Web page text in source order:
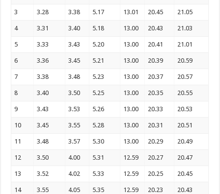
3 3.28 3.38 5.17 13.01 20.45 21.05
4 3.31 3.40 5.18 13.00 20.43 21.03
5 3.33 3.43 5.20 13.00 20.41 21.01
6 3.36 3.45 5.21 13.00 20.39 20.59
7 3.38 3.48 5.23 13.00 20.37 20.57
8 3.40 3.50 5.25 13.00 20.35 20.55
9 3.43 3.53 5.26 13.00 20.33 20.53
10 3.45 3.55 5.28 13.00 20.31 20.51
11 3.48 3.57 5.30 13.00 20.29 20.49
12 3.50 4.00 5.31 12.59 20.27 20.47
13 3.52 4.02 5.33 12.59 20.25 20.45
14 3.55 4.05 5.35 12.59 20.23 20.43